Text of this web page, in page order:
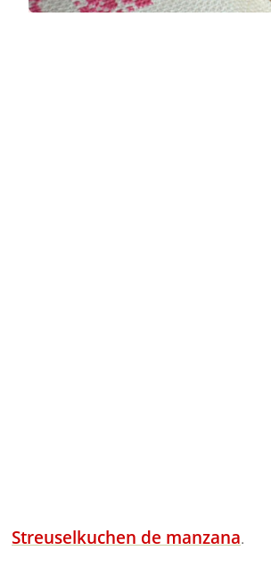
Streuselkuchen de manzana.